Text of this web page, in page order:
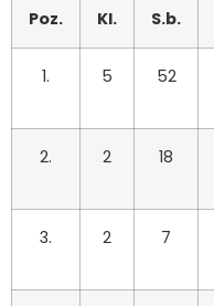
Poz.
Kl. S.b.
1. 5 52
2. 2 18
3. 2 7